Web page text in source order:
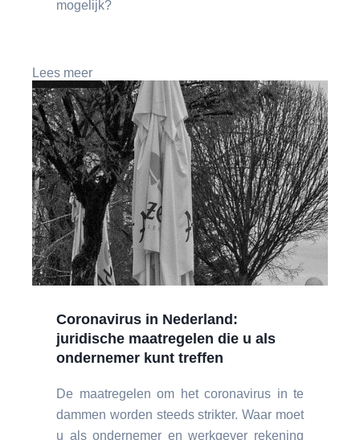
mogelijk?
Lees meer
Coronavirus in Nederland:
juridische maatregelen die u als
ondernemer kunt treffen
De maatregelen om het coronavirus in te
dammen worden steeds strikter. Waar moet
u als ondernemer en werkgever rekening